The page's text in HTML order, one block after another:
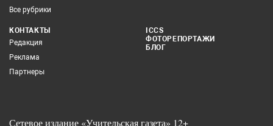
Все рубрики
КОНТАКТЫ
Редакция
Реклама
Партнеры
ICCS
ФОТОРЕПОРТАЖИ
БЛОГ
Сетевое издание «Учительская газета» 12+